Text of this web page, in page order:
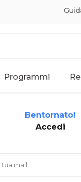
Programmi
Bentornato!
Accedi